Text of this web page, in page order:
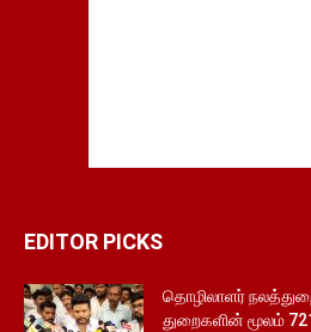
EDITOR PICKS
தொழிலாளர்
துறைகளின் மூலம்